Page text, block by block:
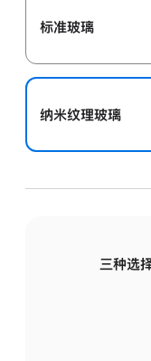
标准玻璃
纳米纹理玻璃
三种选